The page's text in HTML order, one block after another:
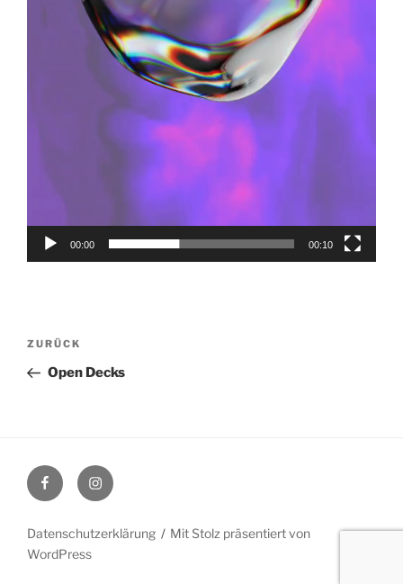
00:00 00:10
Beitragsnavigation
Vorheriger
Beitrag
ZURÜCK
Open Decks
FacebookInstagram
Datenschutzerklärung
Mit Stolz präsentiert von
WordPress